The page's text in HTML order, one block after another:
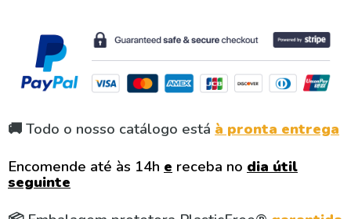
🚚 Todo o nosso catálogo está à pronta entrega
Encomende até às 14h e receba no dia útil
seguinte